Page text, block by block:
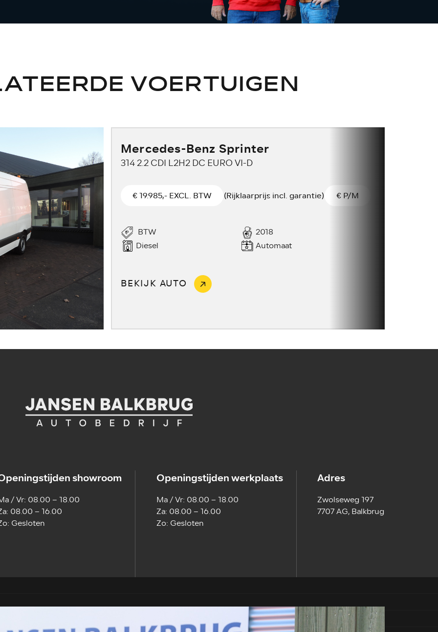
VOERTUIGEN
Mercedes-Benz Sprinter
314 2.2 CDI L2H2 DC EURO VI-D
€ 19.985,- EXCL. BTW (Rijklaarprijs incl. garantie) € P/M
BTW
2018
Diesel
Automaat
BEKIJK AUTO
showroom
/ Vr: 08.00 – 18.00
08.00 – 16.00
Gesloten
Openingstijden werkplaats
Ma / Vr: 08.00 – 18.00
Za: 08.00 – 16.00
Zo: Gesloten
Adres
Zwolseweg 197
7707 AG, Balkbrug